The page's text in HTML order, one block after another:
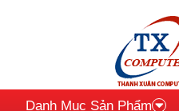
Danh Mục Sản Phẩm